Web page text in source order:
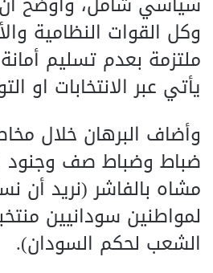
وكل القوات النظامية
ملتزمة بعدم تسليم
يأتي عبر الانتخابات او
وأضاف البرهان خلال
ضباط وضباط صف وجنود
مشاه بالفاشر (نريد أن
لمواطنين سودانيين
الشعب لحكم السودان).